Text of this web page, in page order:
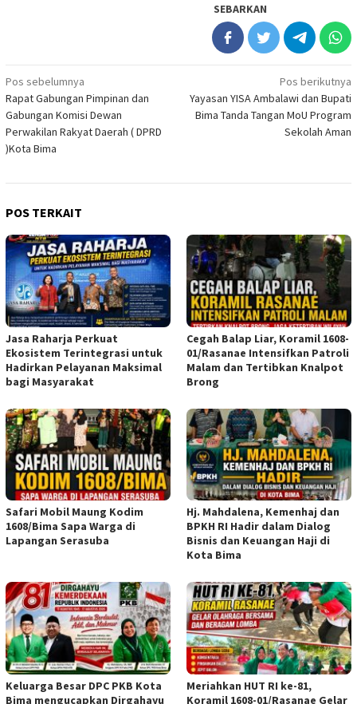
SEBARKAN
Navigasi
pos
Pos sebelumnya
Rapat Gabungan Pimpinan dan
Gabungan Komisi Dewan
Perwakilan Rakyat Daerah ( DPRD
)Kota Bima
Pos berikutnya
Yayasan YISA Ambalawi dan Bupati
Bima Tanda Tangan MoU Program
Sekolah Aman
POS TERKAIT
Jasa Raharja Perkuat
Ekosistem Terintegrasi untuk
Hadirkan Pelayanan Maksimal
bagi Masyarakat
Cegah Balap Liar, Koramil 1608-
01/Rasanae Intensifkan Patroli
Malam dan Tertibkan Knalpot
Brong
Safari Mobil Maung Kodim
1608/Bima Sapa Warga di
Lapangan Serasuba
Hj. Mahdalena, Kemenhaj dan
BPKH RI Hadir dalam Dialog
Bisnis dan Keuangan Haji di
Kota Bima
Keluarga Besar DPC PKB Kota
Bima mengucapkan Dirgahayu
Meriahkan HUT RI ke-81,
Koramil 1608-01/Rasanae Gelar